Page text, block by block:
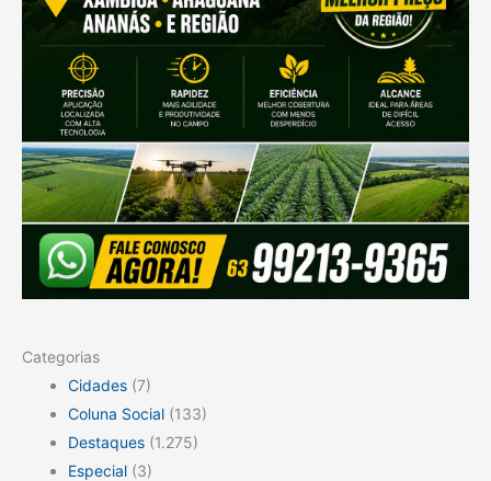
Categorias
Cidades (7)
Coluna Social (133)
Destaques (1.275)
Especial (3)